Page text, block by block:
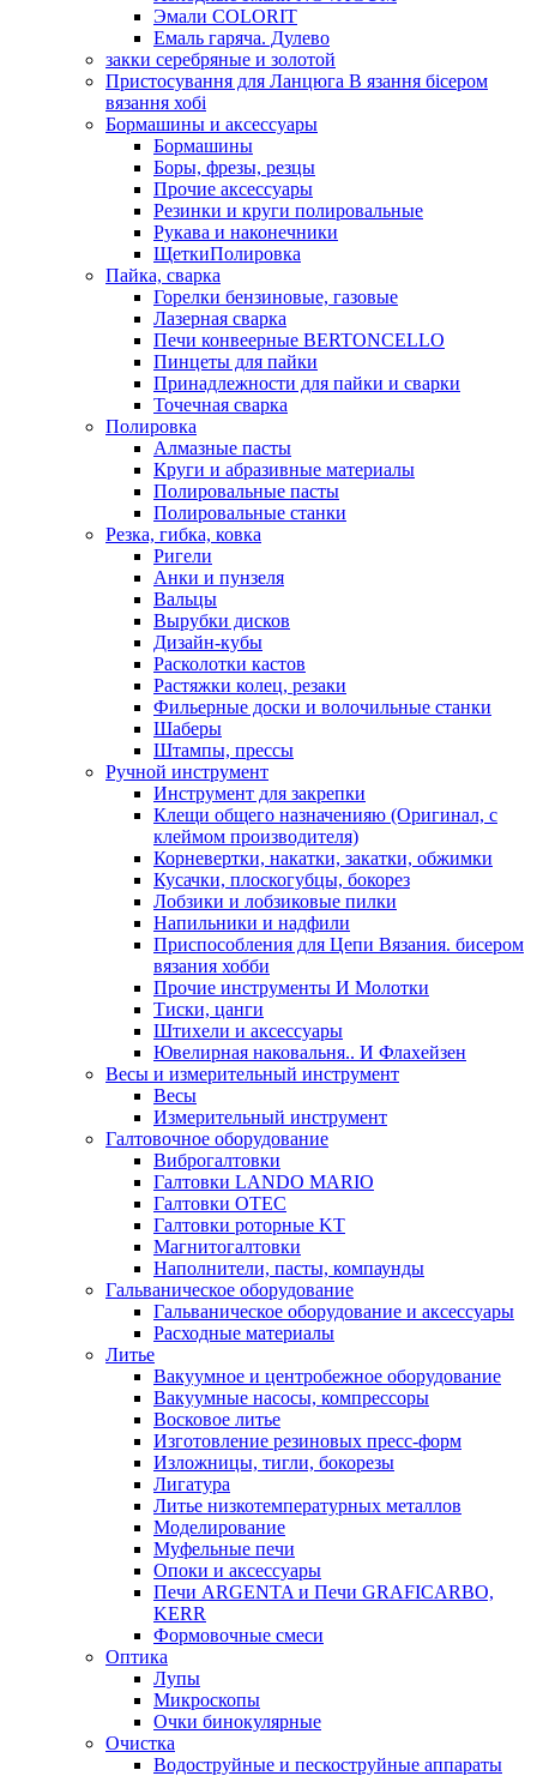
Эмали COLORIT
Емаль гаряча. Дулево
закки серебряные и золотой
Пристосування для Ланцюга В язання бісером
вязання хобі
Бормашины и аксессуары
Бормашины
Боры, фрезы, резцы
Прочие аксессуары
Резинки и круги полировальные
Рукава и наконечники
ЩеткиПолировка
Пайка, сварка
Горелки бензиновые, газовые
Лазерная сварка
Печи конвеерные BERTONCELLO
Пинцеты для пайки
Принадлежности для пайки и сварки
Точечная сварка
Полировка
Алмазные пасты
Круги и абразивные материалы
Полировальные пасты
Полировальные станки
Резка, гибка, ковка
Ригели
Анки и пунзеля
Вальцы
Вырубки дисков
Дизайн-кубы
Расколотки кастов
Растяжки колец, резаки
Фильерные доски и волочильные станки
Шаберы
Штампы, прессы
Ручной инструмент
Инструмент для закрепки
Клещи общего назначенияю (Оригинал, с
клеймом производителя)
Корневертки, накатки, закатки, обжимки
Кусачки, плоскогубцы, бокорез
Лобзики и лобзиковые пилки
Напильники и надфили
Приспособления для Цепи Вязания. бисером
вязания хобби
Прочие инструменты И Молотки
Тиски, цанги
Штихели и аксессуары
Ювелирная наковальня.. И Флахейзен
Весы и измерительный инструмент
Весы
Измерительный инструмент
Галтовочное оборудование
Виброгалтовки
Галтовки LANDO MARIO
Галтовки OTEC
Галтовки роторные KT
Магнитогалтовки
Наполнители, пасты, компаунды
Гальваническое оборудование
Гальваническое оборудование и аксессуары
Расходные материалы
Литье
Вакуумное и центробежное оборудование
Вакуумные насосы, компрессоры
Восковое литье
Изготовление резиновых пресс-форм
Изложницы, тигли, бокорезы
Лигатура
Литье низкотемпературных металлов
Моделирование
Муфельные печи
Опоки и аксессуары
Печи ARGENTA и Печи GRAFICARBO,
KERR
Формовочные смеси
Оптика
Лупы
Микроскопы
Очки бинокулярные
Очистка
Водоструйные и пескоструйные аппараты